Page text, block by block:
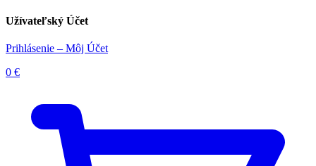
Užívateľský Účet
Prihlásenie – Môj Účet
0 €